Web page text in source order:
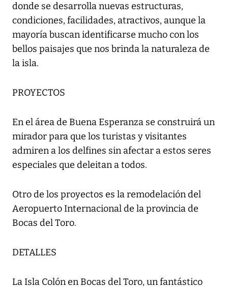
donde se desarrolla nuevas estructuras,
condiciones, facilidades, atractivos, aunque la
mayoría buscan identificarse mucho con los
bellos paisajes que nos brinda la naturaleza de
la isla.
PROYECTOS
En el área de Buena Esperanza se construirá un
mirador para que los turistas y visitantes
admiren a los delfines sin afectar a estos seres
especiales que deleitan a todos.
Otro de los proyectos es la remodelación del
Aeropuerto Internacional de la provincia de
Bocas del Toro.
DETALLES
La Isla Colón en Bocas del Toro, un fantástico